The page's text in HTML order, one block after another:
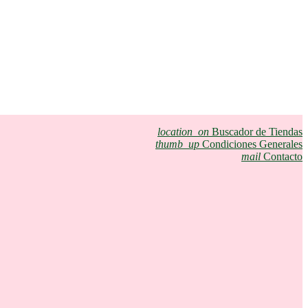
location_on Buscador de Tiendas
thumb_up Condiciones Generales
mail Contacto